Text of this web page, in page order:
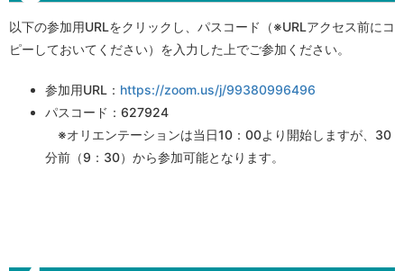
以下の参加用URLをクリックし、パスコード（※URLアクセス前にコ
ピーしておいてください）を入力した上でご参加ください。
参加用URL： https://zoom.us/j/99380996496
パスコード： 627924
※オリエンテーションは当日10：00より開始しますが、 30
分前（9：30）から参加可能となります。